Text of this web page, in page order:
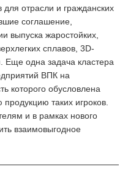
отрасли и гражданских
соглашение,
выпуска жаростойких,
сплавов, 3D-
Еще одна задача кластера
ВПК на
которого обусловлена
таких игроков.
и в рамках нового
взаимовыгодное